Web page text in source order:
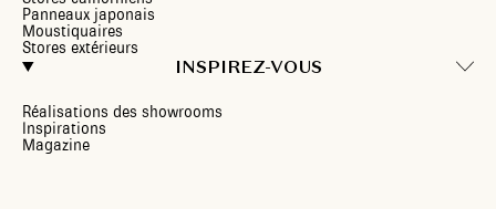
Panneaux japonais
Moustiquaires
Stores extérieurs
INSPIREZ-VOUS
Réalisations des showrooms
Inspirations
Magazine